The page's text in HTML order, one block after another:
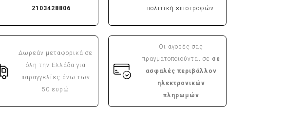
2103428806
πολιτική επιστροφών
Δωρεάν μεταφορικά σε
όλη την Ελλάδα για
παραγγελίες άνω των
50 ευρώ
Οι αγορές σας
πραγματοποιούνται σε σε
ασφαλές περιβάλλον
ηλεκτρονικών
πληρωμών